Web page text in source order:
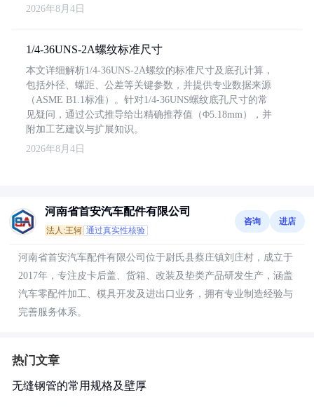
2026年8月4日
1/4-36UNS-2A螺纹标准尺寸
本文详细解析1/4-36UNS-2A螺纹的标准尺寸及底孔计算，
包括外径、螺距、公差等关键参数，并提供专业数据来源
（ASME B1.1标准）。针对1/4-36UNS螺纹底孔尺寸的常
见疑问，通过公式推导给出精确推荐值（Φ5.18mm），并
附加工艺建议与扩展知识。
2026年8月4日
河南省首安汽车配件有限公司
法人:王轲 通过真实性核验
咨询 进店
河南省首安汽车配件有限公司位于尉氏县蔡庄镇刘庄村，成立于
2017年，专注皮卡后盖、货箱、改装及垫类产品研发生产，涵盖
汽车零配件加工、模具开发及进出口业务，拥有专业制造经验与
完善服务体系。
热门文章
无缝钢管的常用规格及壁厚